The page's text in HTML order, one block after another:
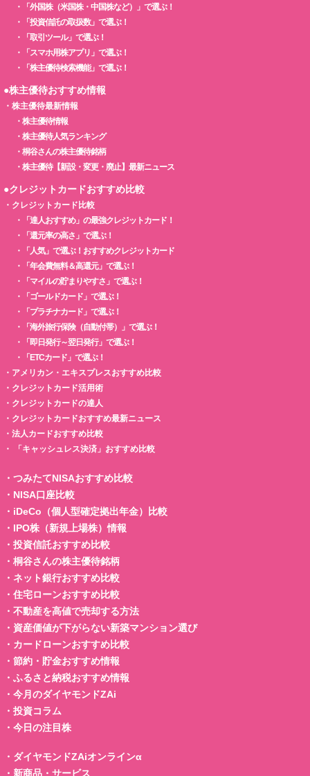
・
「外国株（米国株・中国株など）」で選ぶ！
・
「投資信託の取扱数」で選ぶ！
・
「取引ツール」で選ぶ！
・
「スマホ用株アプリ」で選ぶ！
・
「株主優待検索機能」で選ぶ！
●株主優待おすすめ情報
・ 株主優待最新情報
・ 株主優待情報
・ 株主優待人気ランキング
・ 桐谷さんの株主優待銘柄
・ 株主優待【新設・変更・廃止】最新ニュース
●クレジットカードおすすめ比較
・ クレジットカード比較
・
「達人おすすめ」の最強クレジットカード！
・
「還元率の高さ」で選ぶ！
・
「人気」で選ぶ！おすすめクレジットカード
・
「年会費無料＆高還元」で選ぶ！
・
「マイルの貯まりやすさ」で選ぶ！
・
「ゴールドカード」で選ぶ！
・
「プラチナカード」で選ぶ！
・
「海外旅行保険（自動付帯）」で選ぶ！
・
「即日発行～翌日発行」で選ぶ！
・
「ETCカード」で選ぶ！
・ アメリカン・エキスプレスおすすめ比較
・ クレジットカード活用術
・ クレジットカードの達人
・ クレジットカードおすすめ最新ニュース
・ 法人カードおすすめ比較
・
「キャッシュレス決済」おすすめ比較
・ つみたてNISAおすすめ比較
・ NISA口座比較
・ iDeCo（個人型確定拠出年金）比較
・ IPO株（新規上場株）情報
・ 投資信託おすすめ比較
・ 桐谷さんの株主優待銘柄
・ ネット銀行おすすめ比較
・ 住宅ローンおすすめ比較
・ 不動産を高値で売却する方法
・ 資産価値が下がらない新築マンション選び
・ カードローンおすすめ比較
・ 節約・貯金おすすめ情報
・ ふるさと納税おすすめ情報
・ 今月のダイヤモンドZAi
・ 投資コラム
・ 今日の注目株
・ ダイヤモンドZAiオンラインα
・ 新商品・サービス